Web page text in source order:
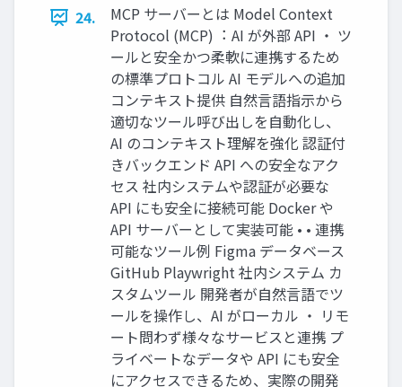
24.
MCP サーバーとは Model Context
Protocol (MCP)︓ AI が外部 API ‧ ツ
ールと安全かつ柔軟に連携するため
の標準プロトコル AI モデルへの追加
コンテキスト提供 ⾃然⾔語指⽰から
適切なツール呼び出しを⾃動化し、
AI のコンテキスト理解を強化 認証付
きバックエンド API への安全なアク
セス 社内システムや認証が必要な
API にも安全に接続可能 Docker や
API サーバーとして実装可能 • • 連携
可能なツール例 Figma データベース
GitHub Playwright 社内システム カ
スタムツール 開発者が⾃然⾔語でツ
ールを操作し、AI がローカル ・ リモ
ート問わず様々なサービスと連携 プ
ライベートなデータや API にも安全
にアクセスできるため、実際の開発